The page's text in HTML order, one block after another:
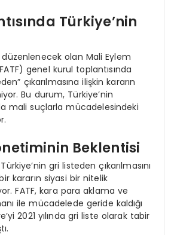
Türkiye’nin
düzenlenecek olan Mali Eylem
genel kurul toplantısında
çıkarılmasına ilişkin kararın
Bu durum, Türkiye’nin
mali suçlarla mücadelesindeki
Beklentisi
gri listeden çıkarılmasını
kararın siyasi bir nitelik
FATF, kara para aklama ve
ile mücadelede geride kaldığı
2021 yılında gri liste olarak tabir